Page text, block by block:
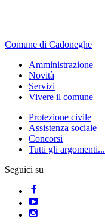
Comune di Cadoneghe
Amministrazione
Novità
Servizi
Vivere il comune
Protezione civile
Assistenza sociale
Concorsi
Tutti gli argomenti...
Seguici su